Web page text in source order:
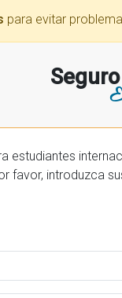
para evitar
Esto incluye estudiantes